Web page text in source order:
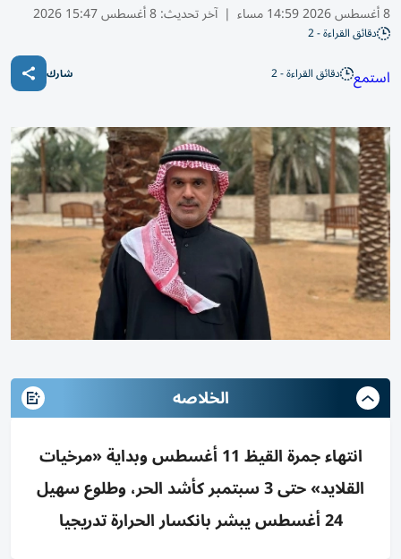
8 أغسطس 2026 14:59 مساء | آخر تحديث:8 أغسطس 15:47 2026
دقائق القراءة - 2
استمع دقائق القراءة - 2 شارك
الخلاصه
انتهاء جمرة القيظ 11 أغسطس وبداية «مرخيات
القلايد» حتى 3 سبتمبر كأشد الحر، وطلوع سهيل
24 أغسطس يبشر بانكسار الحرارة تدريجيا